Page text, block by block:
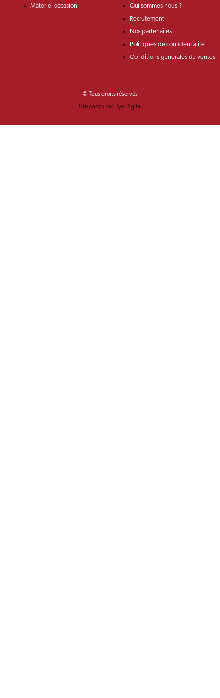
Matériel occasion
Qui sommes-nous ?
Recrutement
Nos partenaires
Politiques de confidentialité
Conditions générales de ventes
© Tous droits réservés
Site conçu par Dyo Digital